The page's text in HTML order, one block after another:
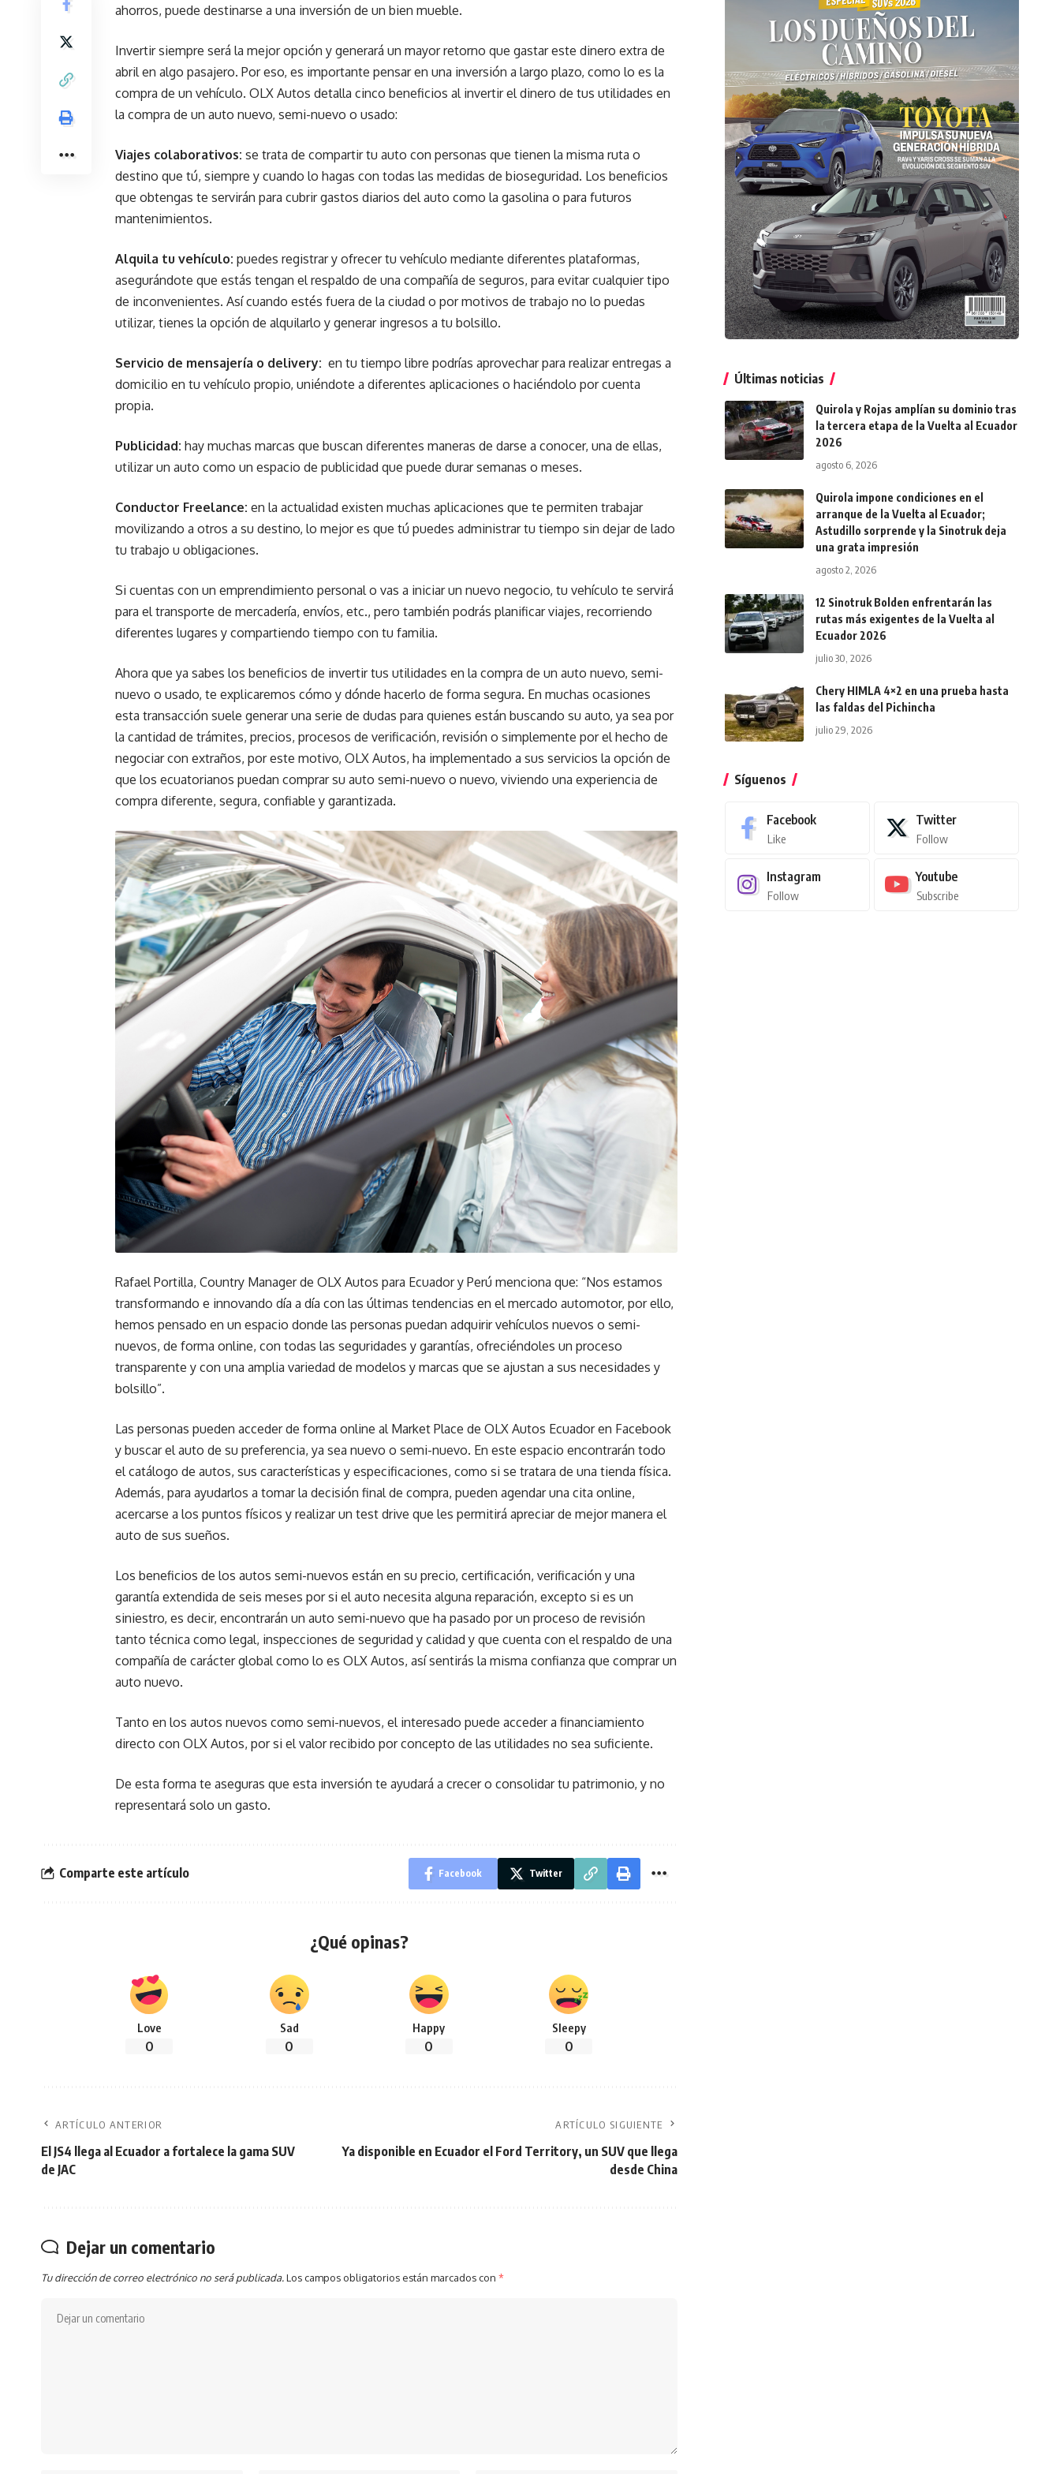
ahorros, puede destinarse a una inversión de un bien mueble.
Invertir siempre será la mejor opción y generará un mayor retorno que gastar este dinero extra de
abril en algo pasajero. Por eso, es importante pensar en una inversión a largo plazo, como lo es la
compra de un vehículo. OLX Autos detalla cinco beneficios al invertir el dinero de tus utilidades en
la compra de un auto nuevo, semi-nuevo o usado:
Viajes colaborativos: se trata de compartir tu auto con personas que tienen la misma ruta o
destino que tú, siempre y cuando lo hagas con todas las medidas de bioseguridad. Los beneficios
que obtengas te servirán para cubrir gastos diarios del auto como la gasolina o para futuros
mantenimientos.
Alquila tu vehículo: puedes registrar y ofrecer tu vehículo mediante diferentes plataformas,
asegurándote que estás tengan el respaldo de una compañía de seguros, para evitar cualquier tipo
de inconvenientes. Así cuando estés fuera de la ciudad o por motivos de trabajo no lo puedas
utilizar, tienes la opción de alquilarlo y generar ingresos a tu bolsillo.
Servicio de mensajería o delivery: en tu tiempo libre podrías aprovechar para realizar entregas a
domicilio en tu vehículo propio, uniéndote a diferentes aplicaciones o haciéndolo por cuenta
propia.
Publicidad: hay muchas marcas que buscan diferentes maneras de darse a conocer, una de ellas,
utilizar un auto como un espacio de publicidad que puede durar semanas o meses.
Conductor Freelance: en la actualidad existen muchas aplicaciones que te permiten trabajar
movilizando a otros a su destino, lo mejor es que tú puedes administrar tu tiempo sin dejar de lado
tu trabajo u obligaciones.
Si cuentas con un emprendimiento personal o vas a iniciar un nuevo negocio, tu vehículo te servirá
para el transporte de mercadería, envíos, etc., pero también podrás planificar viajes, recorriendo
diferentes lugares y compartiendo tiempo con tu familia.
Ahora que ya sabes los beneficios de invertir tus utilidades en la compra de un auto nuevo, semi-
nuevo o usado, te explicaremos cómo y dónde hacerlo de forma segura. En muchas ocasiones
esta transacción suele generar una serie de dudas para quienes están buscando su auto, ya sea por
la cantidad de trámites, precios, procesos de verificación, revisión o simplemente por el hecho de
negociar con extraños, por este motivo, OLX Autos, ha implementado a sus servicios la opción de
que los ecuatorianos puedan comprar su auto semi-nuevo o nuevo, viviendo una experiencia de
compra diferente, segura, confiable y garantizada.
Rafael Portilla, Country Manager de OLX Autos para Ecuador y Perú menciona que: “Nos estamos
transformando e innovando día a día con las últimas tendencias en el mercado automotor, por ello,
hemos pensado en un espacio donde las personas puedan adquirir vehículos nuevos o semi-
nuevos, de forma online, con todas las seguridades y garantías, ofreciéndoles un proceso
transparente y con una amplia variedad de modelos y marcas que se ajustan a sus necesidades y
bolsillo”.
Las personas pueden acceder de forma online al Market Place de OLX Autos Ecuador en Facebook
y buscar el auto de su preferencia, ya sea nuevo o semi-nuevo. En este espacio encontrarán todo
el catálogo de autos, sus características y especificaciones, como si se tratara de una tienda física.
Además, para ayudarlos a tomar la decisión final de compra, pueden agendar una cita online,
acercarse a los puntos físicos y realizar un test drive que les permitirá apreciar de mejor manera el
auto de sus sueños.
Los beneficios de los autos semi-nuevos están en su precio, certificación, verificación y una
garantía extendida de seis meses por si el auto necesita alguna reparación, excepto si es un
siniestro, es decir, encontrarán un auto semi-nuevo que ha pasado por un proceso de revisión
tanto técnica como legal, inspecciones de seguridad y calidad y que cuenta con el respaldo de una
compañía de carácter global como lo es OLX Autos, así sentirás la misma confianza que comprar un
auto nuevo.
Tanto en los autos nuevos como semi-nuevos, el interesado puede acceder a financiamiento
directo con OLX Autos, por si el valor recibido por concepto de las utilidades no sea suficiente.
De esta forma te aseguras que esta inversión te ayudará a crecer o consolidar tu patrimonio, y no
representará solo un gasto.
Comparte este artículo Facebook Twitter
¿Qué opinas?
Love
0
Sad
0
Happy
0
Sleepy
0
ARTÍCULO ANTERIOR
El JS4 llega al Ecuador a fortalece la gama SUV
de JAC
ARTÍCULO SIGUIENTE
Ya disponible en Ecuador el Ford Territory, un SUV que llega
desde China
Dejar un comentario
Tu dirección de correo electrónico no será publicada.Los campos obligatorios están marcados con *
Últimas noticias
Quirola y Rojas amplían su dominio tras
la tercera etapa de la Vuelta al Ecuador
2026
agosto 6, 2026
Quirola impone condiciones en el
arranque de la Vuelta al Ecuador;
Astudillo sorprende y la Sinotruk deja
una grata impresión
agosto 2, 2026
12 Sinotruk Bolden enfrentarán las
rutas más exigentes de la Vuelta al
Ecuador 2026
julio 30, 2026
Chery HIMLA 4×2 en una prueba hasta
las faldas del Pichincha
julio 29, 2026
Síguenos
Facebook
Like
Twitter
Follow
Instagram
Follow
Youtube
Subscribe